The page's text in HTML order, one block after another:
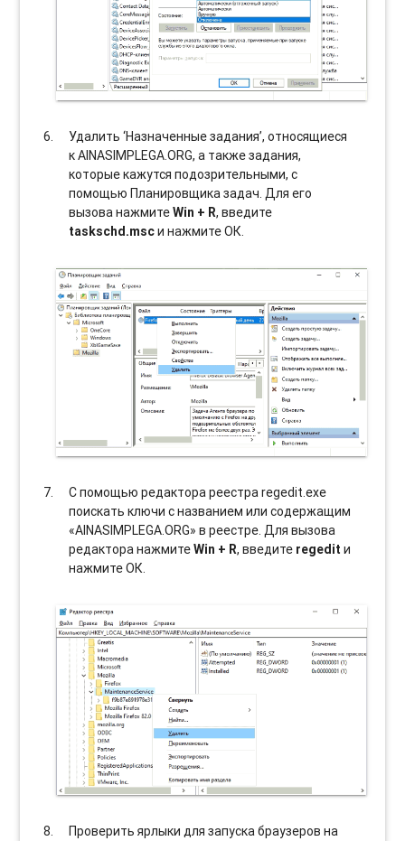
Удалить ‘Назначенные задания’, относящиеся
к AINASIMPLEGA.ORG, а также задания,
которые кажутся подозрительными, с
помощью Планировщика задач. Для его
вызова нажмитеWin + R, введите
taskschd.mscи нажмите ОК.
С помощью редактора реестра regedit.exe
поискать ключи с названием или содержащим
«AINASIMPLEGA.ORG» в реестре. Для вызова
редактора нажмитеWin + R, введите regedit и
нажмите ОК.
Проверить ярлыки для запуска браузеров на